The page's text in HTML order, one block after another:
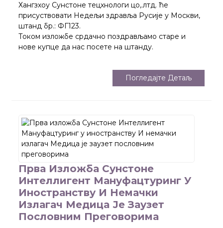
Хангзхоу Сунстоне тецхнологи цо,.лтд. ће
присуствовати Недељи здравља Русије у Москви,
штанд бр.: ФГ123.
Током изложбе срдачно поздрављамо старе и
нове купце да нас посете на штанду.
Погледајте Детаљ
Прва Изложба Сунстоне
Интеллигент Мануфацтуринг У
Иностранству И Немачки
Излагач Медица Је Заузет
Пословним Преговорима